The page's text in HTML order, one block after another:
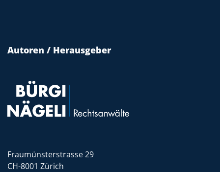
Autoren / Herausgeber
Fraumünsterstrasse 29
CH-8001 Zürich